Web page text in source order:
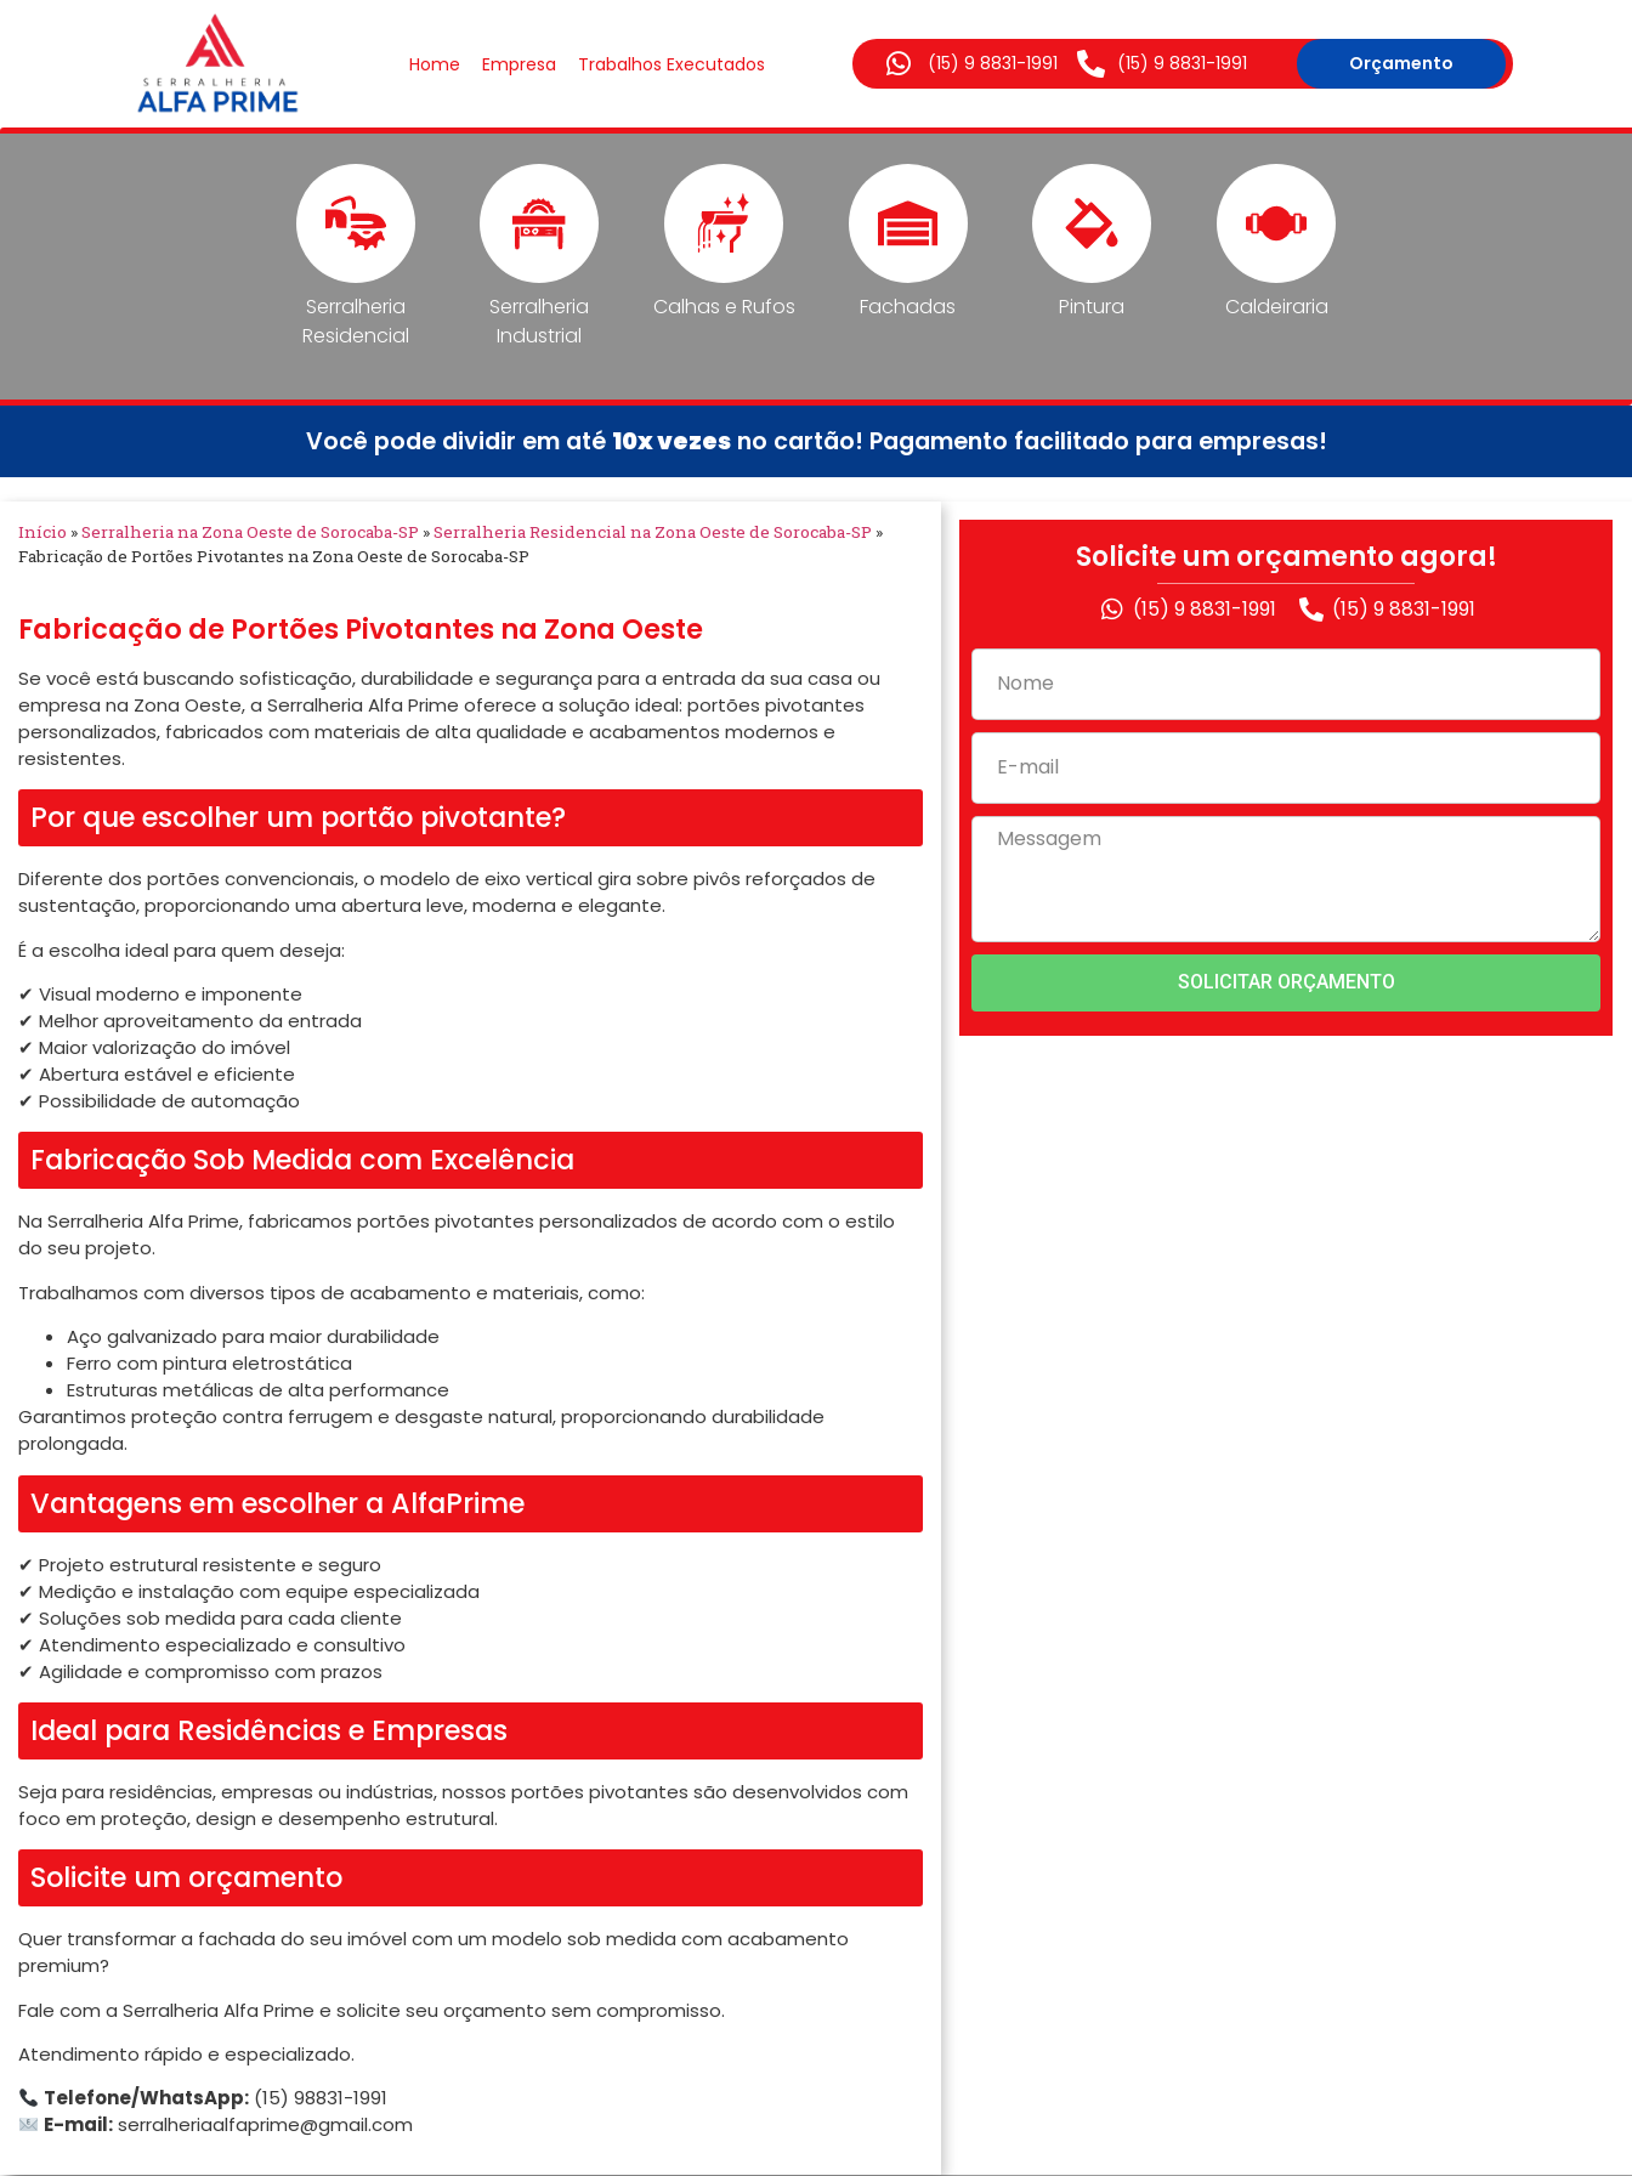
Home Empresa Trabalhos Executados (15) 9 8831-1991 (15) 9 8831-1991 Orçamento
Serralheria
Residencial
Serralheria
Industrial
Calhas e Rufos Fachadas Pintura Caldeiraria
Você pode dividir em até 10x vezesno cartão! Pagamento facilitado para empresas!
Início »Serralheria na Zona Oeste de Sorocaba-SP »Serralheria Residencial na Zona Oeste de Sorocaba-SP »
Fabricação de Portões Pivotantes na Zona Oeste de Sorocaba-SP
Fabricação de Portões Pivotantes na Zona Oeste
Se você está buscando sofisticação, durabilidade e segurança para a entrada da sua casa ou
empresa na Zona Oeste, a Serralheria Alfa Prime oferece a solução ideal: portões pivotantes
personalizados, fabricados com materiais de alta qualidade e acabamentos modernos e
resistentes.
Por que escolher um portão pivotante?
Diferente dos portões convencionais, o modelo de eixo vertical gira sobre pivôs reforçados de
sustentação, proporcionando uma abertura leve, moderna e elegante.
É a escolha ideal para quem deseja:
✔ Visual moderno e imponente
✔ Melhor aproveitamento da entrada
✔ Maior valorização do imóvel
✔ Abertura estável e eficiente
✔ Possibilidade de automação
Fabricação Sob Medida com Excelência
Na Serralheria Alfa Prime, fabricamos portões pivotantes personalizados de acordo com o estilo
do seu projeto.
Trabalhamos com diversos tipos de acabamento e materiais, como:
Aço galvanizado para maior durabilidade
Ferro com pintura eletrostática
Estruturas metálicas de alta performance
Garantimos proteção contra ferrugem e desgaste natural, proporcionando durabilidade
prolongada.
Vantagens em escolher a AlfaPrime
✔ Projeto estrutural resistente e seguro
✔ Medição e instalação com equipe especializada
✔ Soluções sob medida para cada cliente
✔ Atendimento especializado e consultivo
✔ Agilidade e compromisso com prazos
Ideal para Residências e Empresas
Seja para residências, empresas ou indústrias, nossos portões pivotantes são desenvolvidos com
foco em proteção, design e desempenho estrutural.
Solicite um orçamento
Quer transformar a fachada do seu imóvel com um modelo sob medida com acabamento
premium?
Fale com a Serralheria Alfa Prime e solicite seu orçamento sem compromisso.
Atendimento rápido e especializado.
Telefone/WhatsApp: (15) 98831-1991
E-mail:serralheriaalfaprime@gmail.com
Solicite um orçamento agora!
(15) 9 8831-1991 (15) 9 8831-1991
SOLICITAR ORÇAMENTO